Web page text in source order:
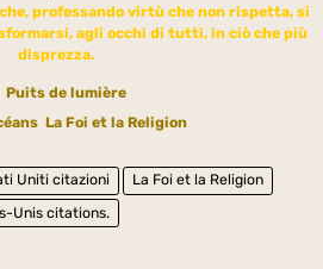
professando virtù che non rispetta, si
agli occhi di tutti, in ciò che più
disprezza.
La Foi et la Religion
Uniti citazioni
La Foi et la Religion
Unis citations.